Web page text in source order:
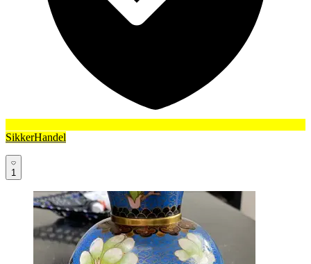
SikkerHandel
1